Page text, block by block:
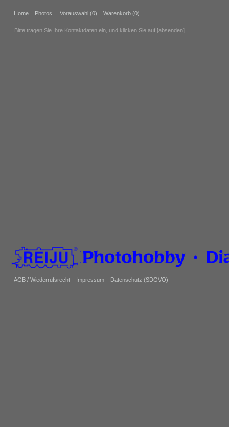
Home Photos Vorauswahl (0) Warenkorb (0)
AGB / Wiederrufsrecht Impressum Datenschutz (SDGVO)
Bitte tragen Sie Ihre Kontaktdaten ein, und klicken Sie auf [absenden].